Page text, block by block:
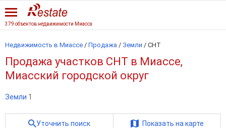
379 объектов недвижимости Миасса
Недвижимость в Миассе / Продажа / Земли / СНТ
Продажа участков СНТ в Миассе,
Миасский городской округ
Земли 1
Уточнить поиск Показать на карте